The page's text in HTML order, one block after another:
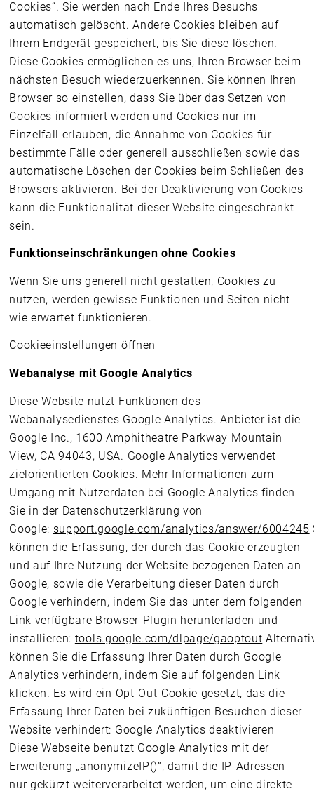
Cookies“. Sie werden nach Ende Ihres Besuchs
automatisch gelöscht. Andere Cookies bleiben auf
Ihrem Endgerät gespeichert, bis Sie diese löschen.
Diese Cookies ermöglichen es uns, Ihren Browser beim
nächsten Besuch wiederzuerkennen. Sie können Ihren
Browser so einstellen, dass Sie über das Setzen von
Cookies informiert werden und Cookies nur im
Einzelfall erlauben, die Annahme von Cookies für
bestimmte Fälle oder generell ausschließen sowie das
automatische Löschen der Cookies beim Schließen des
Browsers aktivieren. Bei der Deaktivierung von Cookies
kann die Funktionalität dieser Website eingeschränkt
sein.
Funktionseinschränkungen ohne Cookies
Wenn Sie uns generell nicht gestatten, Cookies zu
nutzen, werden gewisse Funktionen und Seiten nicht
wie erwartet funktionieren.
Cookieeinstellungen öffnen
Webanalyse mit Google Analytics
Diese Website nutzt Funktionen des
Webanalysedienstes Google Analytics. Anbieter ist die
Google Inc., 1600 Amphitheatre Parkway Mountain
View, CA 94043, USA. Google Analytics verwendet
zielorientierten Cookies. Mehr Informationen zum
Umgang mit Nutzerdaten bei Google Analytics finden
Sie in der Datenschutzerklärung von
Google: support.google.com/analytics/answer/6004245
können die Erfassung, der durch das Cookie erzeugten
und auf Ihre Nutzung der Website bezogenen Daten an
Google, sowie die Verarbeitung dieser Daten durch
Google verhindern, indem Sie das unter dem folgenden
Link verfügbare Browser-Plugin herunterladen und
installieren: tools.google.com/dlpage/gaoptout
können Sie die Erfassung Ihrer Daten durch Google
Analytics verhindern, indem Sie auf folgenden Link
klicken. Es wird ein Opt-Out-Cookie gesetzt, das die
Erfassung Ihrer Daten bei zukünftigen Besuchen dieser
Website verhindert: Google Analytics deaktivieren
Diese Webseite benutzt Google Analytics mit der
Erweiterung „anonymizeIP()“, damit die IP-Adressen
nur gekürzt weiterverarbeitet werden, um eine direkte